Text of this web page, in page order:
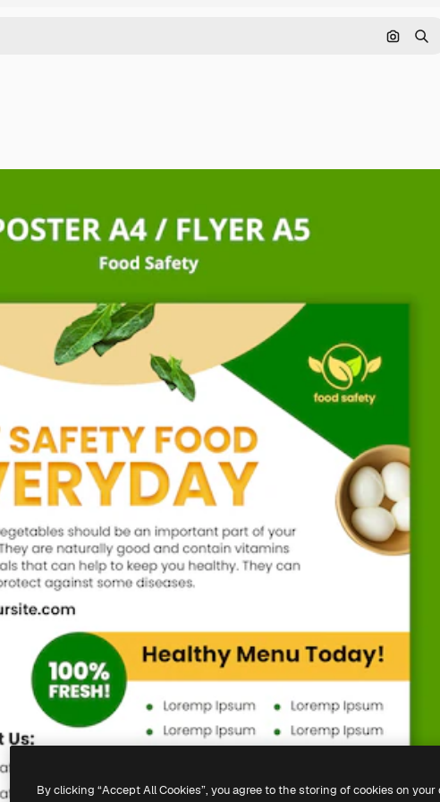
By clicking “Accept All Cookies”, you agree to the storing of cookies on